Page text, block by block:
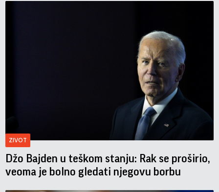
ZIVOT
Džo Bajden u teškom stanju: Rak se proširio,
veoma je bolno gledati njegovu borbu